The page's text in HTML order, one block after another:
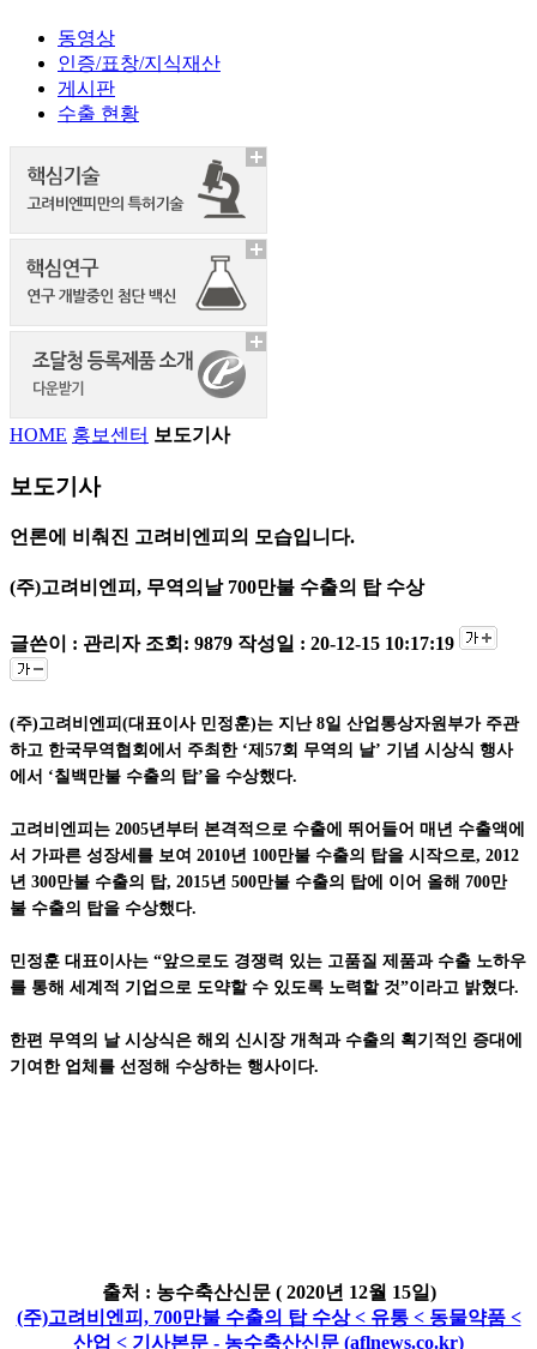
동영상
인증/표창/지식재산
게시판
수출 현황
HOME 홍보센터 보도기사
보도기사
언론에 비춰진 고려비엔피의 모습입니다.
(주)고려비엔피, 무역의날 700만불 수출의 탑 수상
글쓴이 : 관리자 조회: 9879 작성일 : 20-12-15 10:17:19
(주)고려비엔피(대표이사 민정훈)는 지난 8일 산업통상자원부가 주관
하고 한국무역협회에서 주최한 ‘제57회 무역의 날’ 기념 시상식 행사
에서 ‘칠백만불 수출의 탑’을 수상했다.
고려비엔피는 2005년부터 본격적으로 수출에 뛰어들어 매년 수출액에
서 가파른 성장세를 보여 2010년 100만불 수출의 탑을 시작으로, 2012
년 300만불 수출의 탑, 2015년 500만불 수출의 탑에 이어 올해 700만
불 수출의 탑을 수상했다.
민정훈 대표이사는 “앞으로도 경쟁력 있는 고품질 제품과 수출 노하우
를 통해 세계적 기업으로 도약할 수 있도록 노력할 것”이라고 밝혔다.
한편 무역의 날 시상식은 해외 신시장 개척과 수출의 획기적인 증대에
기여한 업체를 선정해 수상하는 행사이다.
출처 : 농수축산신문 ( 2020년 12월 15일)
(주)고려비엔피, 700만불 수출의 탑 수상 < 유통 < 동물약품 <
산업 < 기사본문 - 농수축산신문 (aflnews.co.kr)